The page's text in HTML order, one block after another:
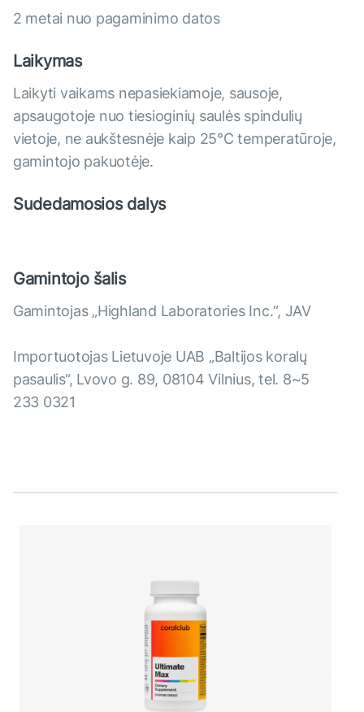
2 metai nuo pagaminimo datos
Laikymas
Laikyti vaikams nepasiekiamoje, sausoje,
apsaugotoje nuo tiesioginių saulės spindulių
vietoje, ne aukštesnėje kaip 25°C temperatūroje,
gamintojo pakuotėje.
Sudedamosios dalys
Gamintojo šalis
Gamintojas „Highland Laboratories Inc.“, JAV
Importuotojas Lietuvoje UAB „Baltijos koralų
pasaulis“, Lvovo g. 89, 08104 Vilnius, tel. 8~5
233 0321